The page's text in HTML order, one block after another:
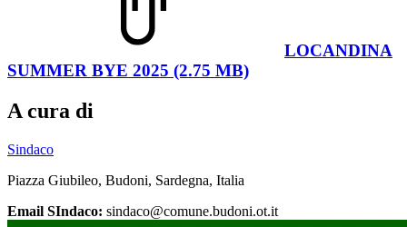
LOCANDINA
SUMMER BYE 2025 (2.75 MB)
A cura di
Sindaco
Piazza Giubileo, Budoni, Sardegna, Italia
Email SIndaco: sindaco@comune.budoni.ot.it